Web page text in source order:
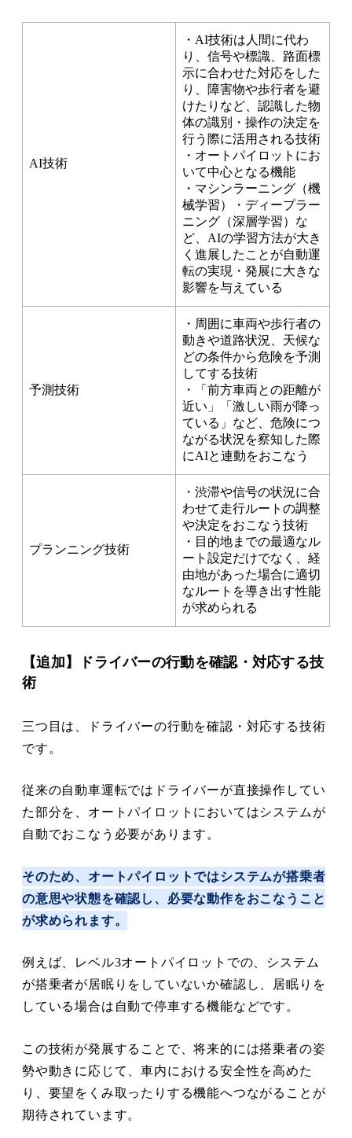
AI技術
・AI技術は人間に代わ
り、信号や標識、路面標
示に合わせた対応をした
り、障害物や歩行者を避
けたりなど、認識した物
体の識別・操作の決定を
行う際に活用される技術
・オートパイロットにお
いて中心となる機能
・マシンラーニング（機
械学習）・ディープラー
ニング（深層学習）な
ど、AIの学習方法が大き
く進展したことが自動運
転の実現・発展に大きな
影響を与えている
予測技術
・周囲に車両や歩行者の
動きや道路状況、天候な
どの条件から危険を予測
してする技術
・「前方車両との距離が
近い」「激しい雨が降っ
ている」など、危険につ
ながる状況を察知した際
にAIと連動をおこなう
プランニング技術
・渋滞や信号の状況に合
わせて走行ルートの調整
や決定をおこなう技術
・目的地までの最適なル
ート設定だけでなく、経
由地があった場合に適切
なルートを導き出す性能
が求められる
【追加】ドライバーの行動を確認・対応する技
術
三つ目は、ドライバーの行動を確認・対応する技術
です。
従来の自動車運転ではドライバーが直接操作してい
た部分を、オートパイロットにおいてはシステムが
自動でおこなう必要があります。
そのため、オートパイロットではシステムが搭乗者
の意思や状態を確認し、必要な動作をおこなうこと
が求められます。
例えば、レベル3オートパイロットでの、システム
が搭乗者が居眠りをしていないか確認し、居眠りを
している場合は自動で停車する機能などです。
この技術が発展することで、将来的には搭乗者の姿
勢や動きに応じて、車内における安全性を高めた
り、要望をくみ取ったりする機能へつながることが
期待されています。